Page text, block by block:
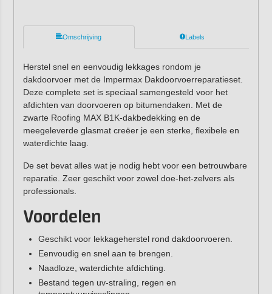
Omschrijving Labels
Herstel snel en eenvoudig lekkages rondom je
dakdoorvoer met de Impermax Dakdoorvoerreparatieset.
Deze complete set is speciaal samengesteld voor het
afdichten van doorvoeren op bitumendaken. Met de
zwarte Roofing MAX B1K-dakbedekking en de
meegeleverde glasmat creëer je een sterke, flexibele en
waterdichte laag.
De set bevat alles wat je nodig hebt voor een betrouwbare
reparatie. Zeer geschikt voor zowel doe-het-zelvers als
professionals.
Voordelen
Geschikt voor lekkageherstel rond dakdoorvoeren.
Eenvoudig en snel aan te brengen.
Naadloze, waterdichte afdichting.
Bestand tegen uv-straling, regen en